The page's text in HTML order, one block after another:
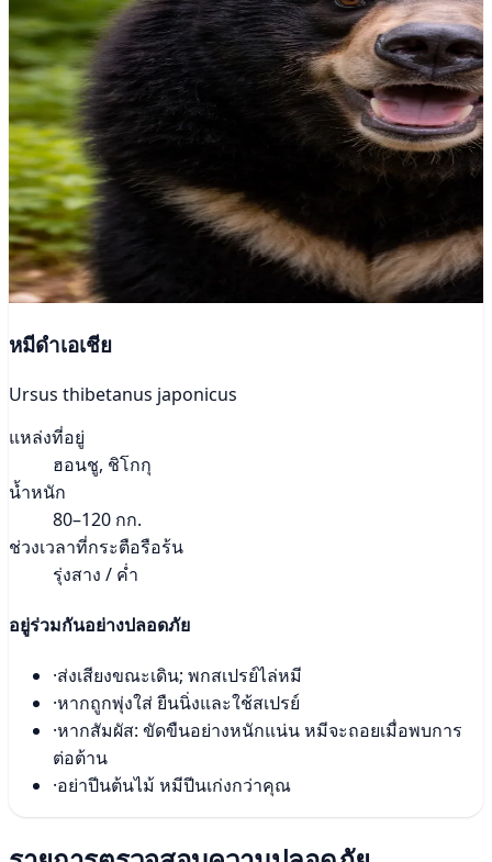
หมีดำเอเชีย
Ursus thibetanus japonicus
แหล่งที่อยู่
ฮอนชู, ชิโกกุ
น้ำหนัก
80–120 กก.
ช่วงเวลาที่กระตือรือร้น
รุ่งสาง / ค่ำ
อยู่ร่วมกันอย่างปลอดภัย
·ส่งเสียงขณะเดิน; พกสเปรย์ไล่หมี
·หากถูกพุ่งใส่ ยืนนิ่งและใช้สเปรย์
·หากสัมผัส: ขัดขืนอย่างหนักแน่น หมีจะถอยเมื่อพบการ
ต่อต้าน
·อย่าปีนต้นไม้ หมีปีนเก่งกว่าคุณ